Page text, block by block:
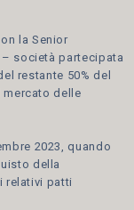
la Senior
società partecipata
restante 50% del
mercato delle
2023, quando
della
relativi patti